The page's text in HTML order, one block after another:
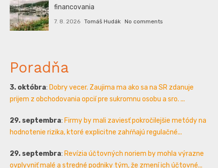
financovania
7. 8. 2026 Tomáš Hudák No comments
Poradňa
3. októbra: Dobry vecer. Zaujima ma ako sa na SR zdanuje
prijem z obchodovania opcií pre sukromnu osobu a sro. ...
29. septembra: Firmy by mali zaviesť pokročilejšie metódy na
hodnotenie rizika, ktoré explicitne zahŕňajú regulačné...
29. septembra: Revízia účtovných noriem by mohla výrazne
ovplyvniť malé a stredné podniky tým, že zmení ich účtovné...